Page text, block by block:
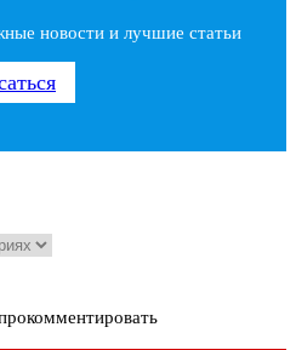
новости и лучшие статьи